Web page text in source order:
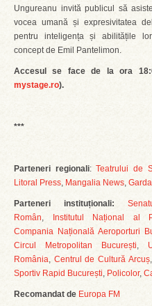
Ungureanu invită publicul să
vocea umană și expresivitatea
pentru inteligența și abilitățile
concept de Emil Pantelimon.
Accesul se face de la ora
mystage.ro).
***
Parteneri regionali:Teatrului de
Litoral Press, Mangalia News,
Parteneri instituționali:
Român, Institutul Național al
Compania Națională Aeroporturi
Circul Metropolitan București,
România, Centrul de Cultură Arcuș,
Sportiv Rapid București, Policolor,
Recomandat de Europa FM